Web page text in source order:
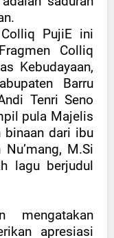
PujiE ini
Colliq
Kebudayaan,
Barru
Tenri Seno
pula Majelis
binaan dari ibu
M.Si
lagu berjudul
mengatakan
apresiasi